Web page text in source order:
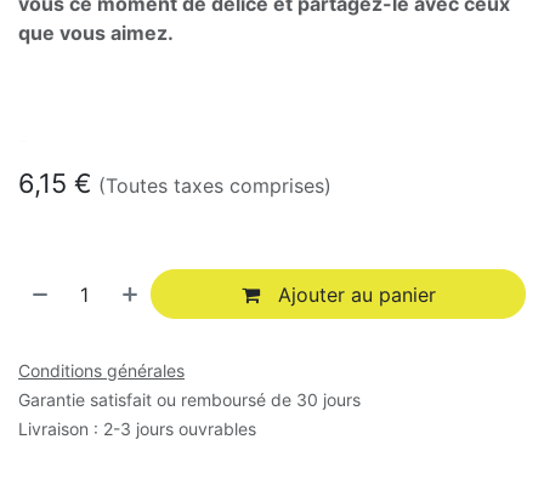
que vous aimez.
6,15 € (Toutes taxes comprises)
Ajouter au panier
Conditions générales
Garantie satisfait ou remboursé de 30 jours
Livraison : 2-3 jours ouvrables